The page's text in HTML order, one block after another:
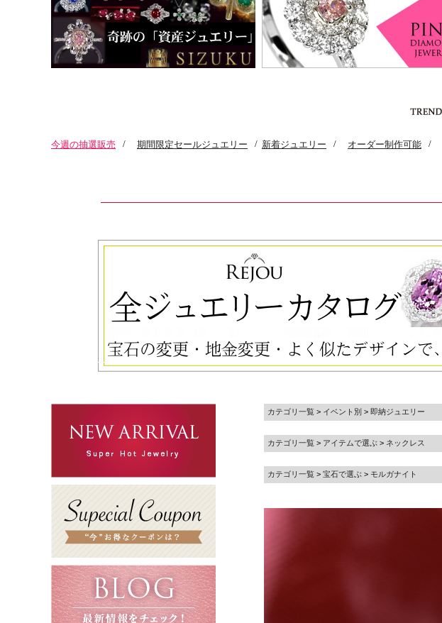
今週の抽選販売 / 期間限定セールジュエリー / 新着ジュエリー / オーダー制作可能 /
カテゴリ一覧 > イベント別 > 即納ジュエリー
カテゴリ一覧 > アイテムで選ぶ > ネックレス
カテゴリ一覧 > 宝石で選ぶ > モルガナイト